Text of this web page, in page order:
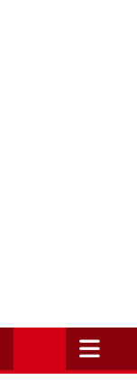
Aktuality a